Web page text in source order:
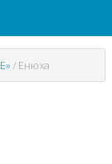
/ Енюха